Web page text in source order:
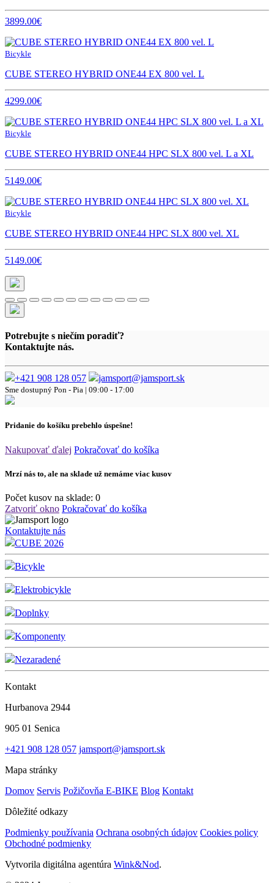
3899.00€
Bicykle
CUBE STEREO HYBRID ONE44 EX 800 vel. L
4299.00€
Bicykle
CUBE STEREO HYBRID ONE44 HPC SLX 800 vel. L a XL
5149.00€
Bicykle
CUBE STEREO HYBRID ONE44 HPC SLX 800 vel. XL
5149.00€
Potrebujte s niečím poradiť?
Kontaktujte nás.
+421 908 128 057 jamsport@jamsport.sk
Sme dostupný Pon - Pia | 09:00 - 17:00
Pridanie do košíku prebehlo úspešne!
Nakupovať ďalej Pokračovať do košíka
Mrzí nás to, ale na sklade už nemáme viac kusov
Počet kusov na sklade: 0
Zatvoriť okno Pokračovať do košíka
Kontaktujte nás
CUBE 2026
Bicykle
Elektrobicykle
Doplnky
Komponenty
Nezaradené
Kontakt
Hurbanova 2944
905 01 Senica
+421 908 128 057 jamsport@jamsport.sk
Mapa stránky
Domov Servis Požičovňa E-BIKE Blog Kontakt
Dôležité odkazy
Podmienky používania Ochrana osobných údajov Cookies policy
Obchodné podmienky
Vytvorila digitálna agentúra Wink&Nod.